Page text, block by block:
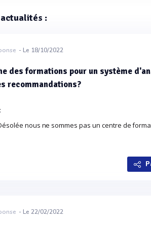
:
- Le 18/10/2022
des formations pour un système
recommandations?
nous ne sommes pas un centre de
- Le 22/02/2022